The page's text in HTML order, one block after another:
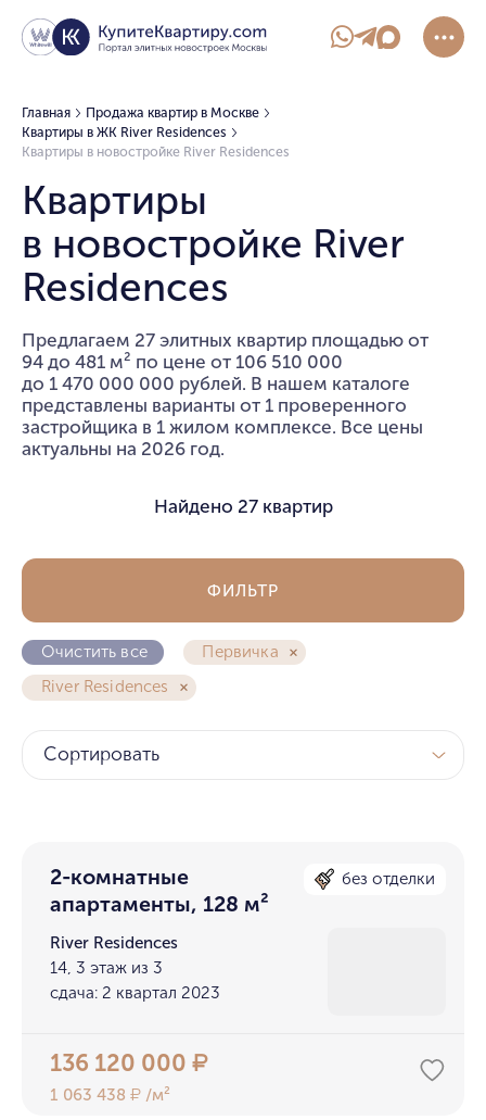
Главная
Продажа квартир в Москве
Квартиры в ЖК River Residences
Квартиры в новостройке River Residences
Квартиры
в новостройке River
Residences
Предлагаем 27 элитных квартир площадью от
94 до 481 м² по цене от 106 510 000
до 1 470 000 000 рублей. В нашем каталоге
представлены варианты от 1 проверенного
застройщика в 1 жилом комплексе. Все цены
актуальны на 2026 год.
Найдено 27 квартир
Очистить все
Первичка
River Residences
ФИЛЬТР
Сортировать
2-комнатные
апартаменты, 128 м²
без отделки
River Residences
14, 3 этаж из 3
сдача: 2 квартал 2023
136 120 000₽
1 063 438₽ /м²